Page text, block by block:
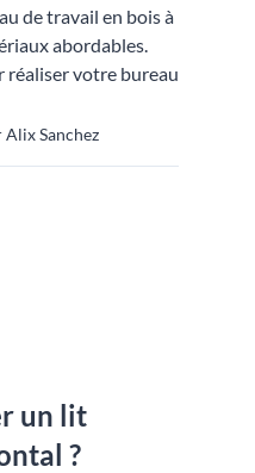
de travail en bois à
abordables.
votre bureau
Sanchez
un lit
?